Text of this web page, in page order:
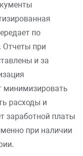
по
Отчеты при
и за
минимизировать
расходы и
заработной платы
при наличии